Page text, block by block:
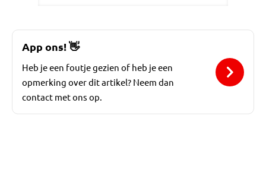
App ons!👋
Heb je een foutje gezien of heb je een
opmerking over dit artikel? Neem dan
contact met ons op.